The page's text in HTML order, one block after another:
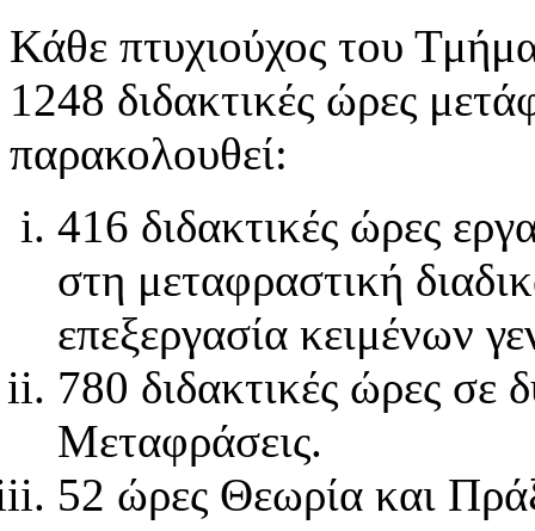
Κάθε πτυχιούχος του
1248 διδακτικές ώρες
παρακολουθεί:
416 διδακτικές ώρες
στη μεταφραστική
επεξεργασία κειμένων
780 διδακτικές ώρες σε
Μεταφράσεις.
52 ώρες Θεωρία και